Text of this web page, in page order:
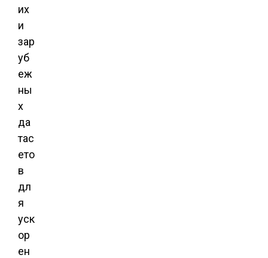
их
и
зар
уб
еж
ны
х
да
тас
ето
в
дл
я
уск
ор
ен